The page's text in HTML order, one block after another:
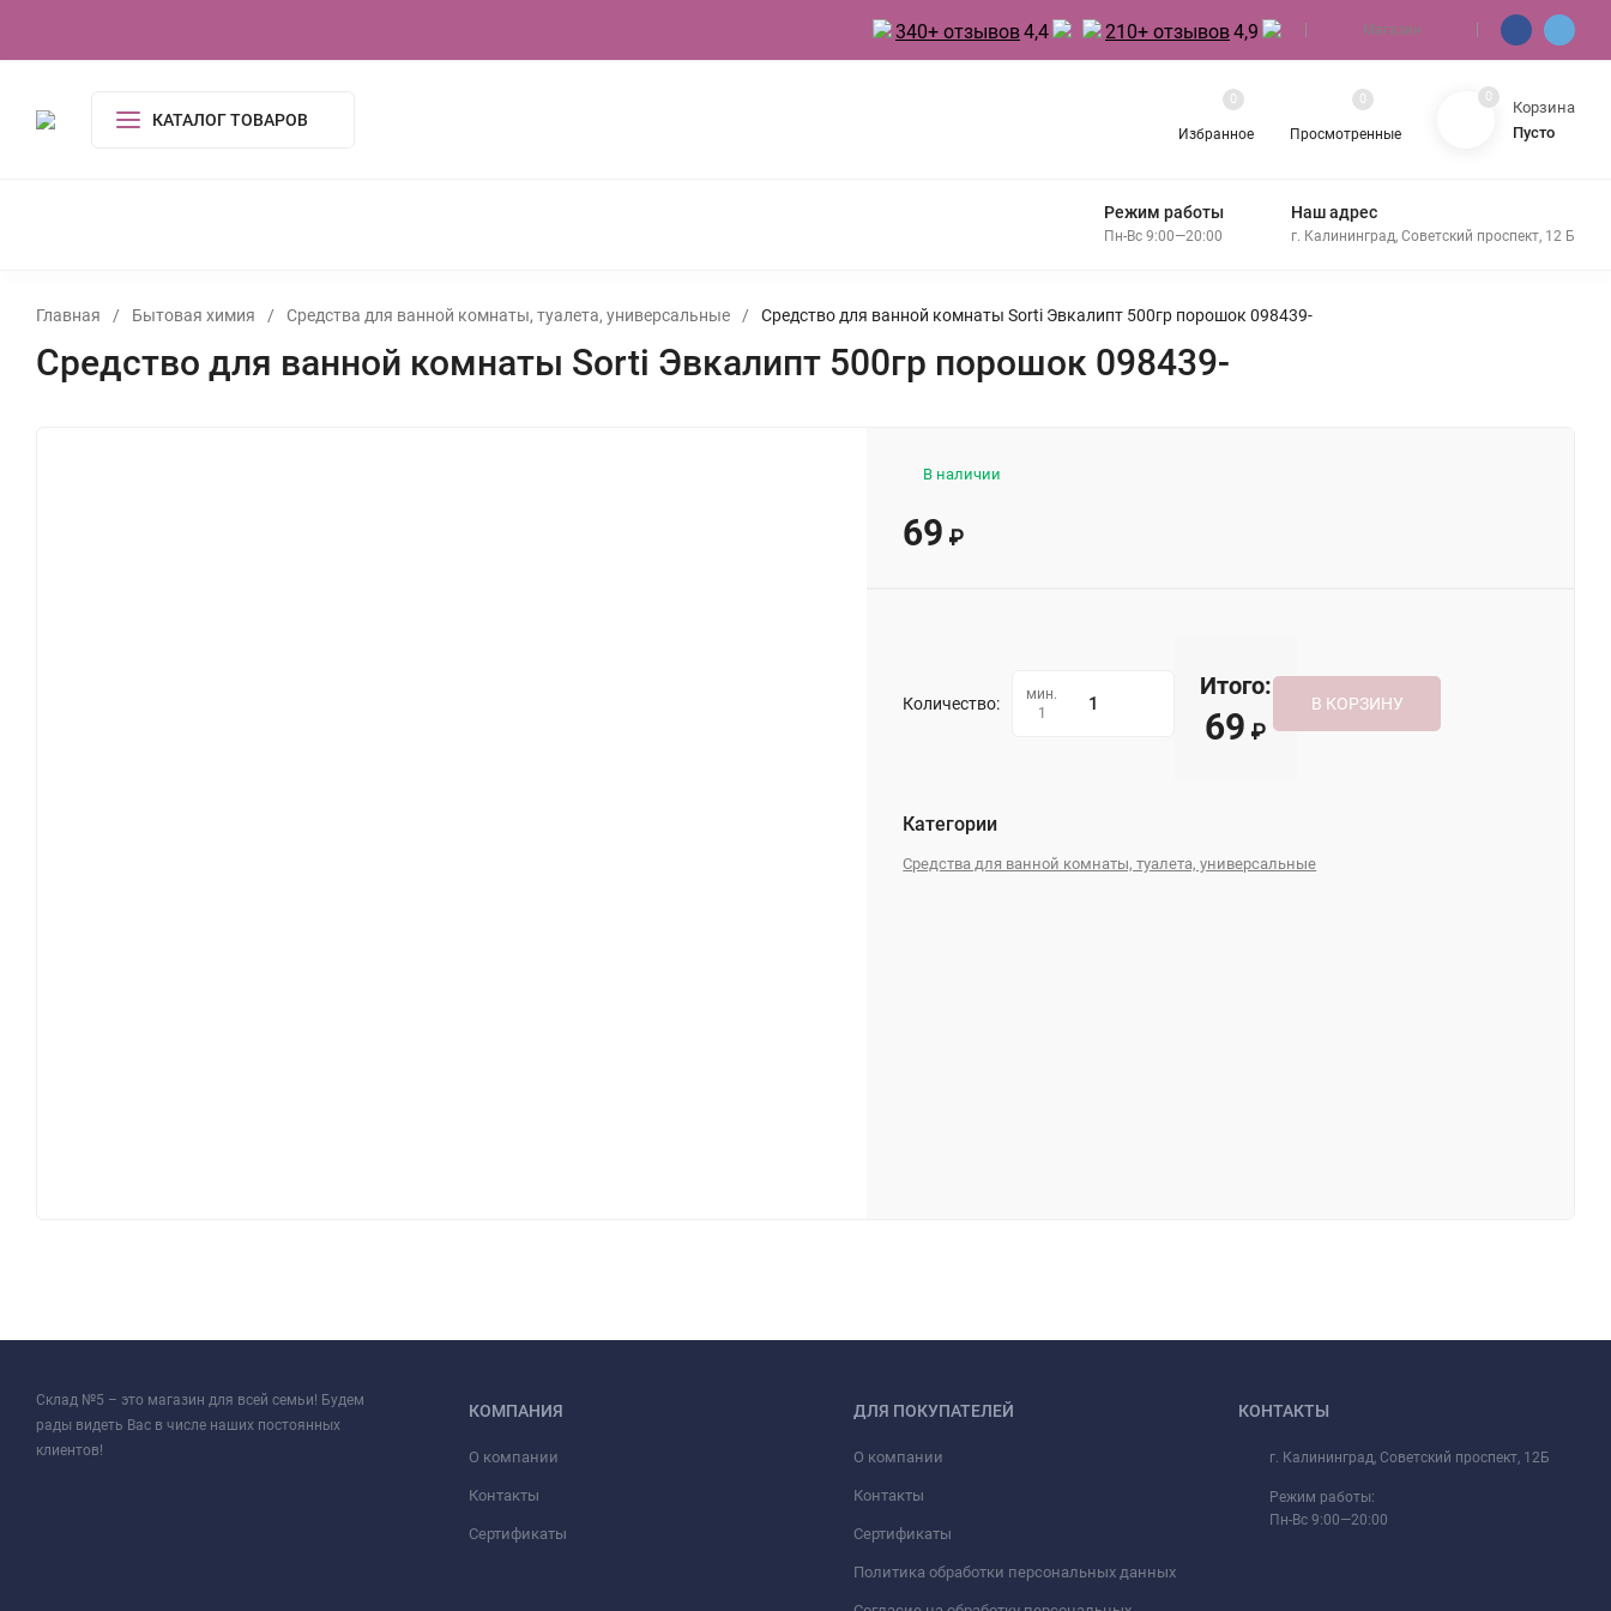
340+ отзывов4,4 210+ отзывов4,9 Магазин
КАТАЛОГ ТОВАРОВ
Избранное
0
Просмотренные
0 0
Корзина
Пусто
Режим работы
Пн-Вс 9:00—20:00
Наш адрес
г. Калининград, Советский проспект, 12 Б
Главная / Бытовая химия / Средства для ванной комнаты, туалета, универсальные / Средство для ванной комнаты Sorti Эвкалипт 500гр порошок 098439-
Средство для ванной комнаты Sorti Эвкалипт 500гр порошок 098439-
В наличии
69 ₽
Количество:
мин.
1
Итого:
69 ₽
В КОРЗИНУ
Категории
Средства для ванной комнаты, туалета, универсальные
Склад №5 – это магазин для всей семьи! Будем
рады видеть Вас в числе наших постоянных
клиентов!
КОМПАНИЯ
О компании
Контакты
Сертификаты
ДЛЯ ПОКУПАТЕЛЕЙ
О компании
Контакты
Сертификаты
Политика обработки персональных данных
КОНТАКТЫ
г. Калининград, Советский проспект, 12Б
Режим работы:
Пн-Вс 9:00—20:00